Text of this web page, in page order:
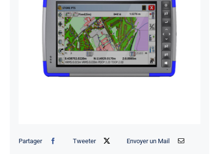
Actualités
Partager Tweeter Envoyer un Mail